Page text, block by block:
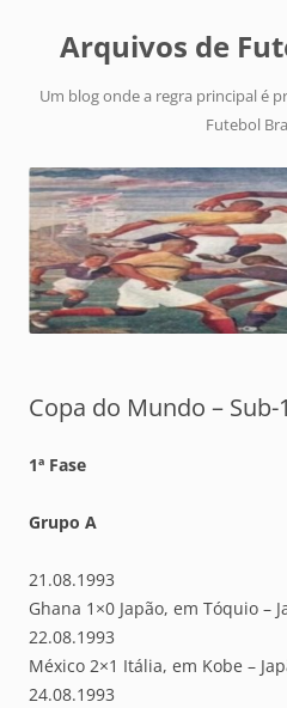
Arquivos de
Um blog onde a regra principal é
Futebol
Copa do Mundo – Sub-
1ª Fase
Grupo A
21.08.1993
Ghana 1×0 Japão, em Tóquio –
22.08.1993
México 2×1 Itália, em Kobe –
24.08.1993